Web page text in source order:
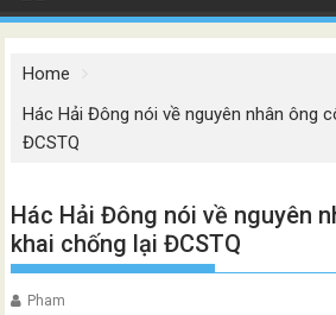
Home
Hác Hải Đông nói về nguyên nhân ông
ĐCSTQ
Hác Hải Đông nói về nguyên
khai chống lại ĐCSTQ
Pham